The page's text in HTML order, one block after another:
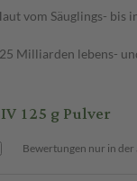
vom Säuglings- bis
Milliarden lebens-
125 g Pulver
Bewertungen nur in der